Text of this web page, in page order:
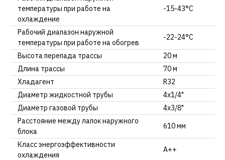
температуры при работе на
охлаждение
-15-43°C
Рабочий диапазон наружной
температуры при работе на обогрев
-22-24°C
Высота перепада трассы
20 м
Длина трассы
70 м
Хладагент
R32
Диаметр жидкостной трубы
4х1/4"
Диаметр газовой трубы
4х3/8"
Расстояние между лапок наружного
блока
610 мм
Класс энергоэффективности
охлаждения
А++